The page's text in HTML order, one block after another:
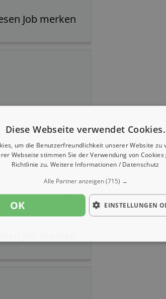
Diese Webseite verwendet Cookies.
um die Benutzerfreundlichkeit unserer Website zu
Webseite stimmen Sie der Verwendung von
Richtlinie zu. Weitere Informationen / Datenschutz
Alle Partner anzeigen(715) →
OK EINSTELLUNGEN